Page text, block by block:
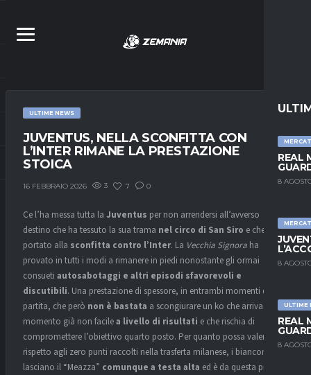
REAL
8
8
ULTIME
REAL
8
ULTIME NEWS
JUVENTUS, NELLA SCONFITTA CON
L’INTER RIMANE LA PRESTAZIONE
STOICA
16 FEBBRAIO 2026 3 7 0
Ce l’ha messa tutta la Juventus per non arrendersi all’avverso
destino che ha tessuto la sua trama nel circo di San Siro e che ha
portato alla sconfitta contro l’Inter. La Vecchia Signora ha
provato in tutti i modi a rimanere in piedi nonostante gli ormai
consueti autosabotaggi e altri episodi sfavorevoli e
discutibili. Una prestazione di spessore, in entrambi momenti della
partita, che però non è bastata a scongiurare un ko che arriva in un
momento già non facilea livello di risultati e che rischia di
compromettere l’obiettivo quarto posto. Per quanto possa valere
rispetto agli zero punti raccolti nella trasferta milanese, i bianconeri
lasciano il “Meazza” comunque a testa alta ed è da questa prova